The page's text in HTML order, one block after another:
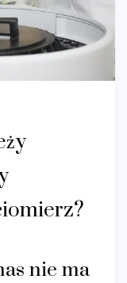
nie ma